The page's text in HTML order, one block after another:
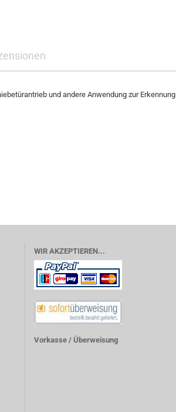
und andere Anwendung zur Erkennung
WIR AKZEPTIEREN...
Vorkasse / Überweisung